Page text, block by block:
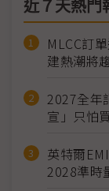
近７天熱門
MLCC訂
建熱潮將
2027全年
宣」只怕
英特爾
2028準時